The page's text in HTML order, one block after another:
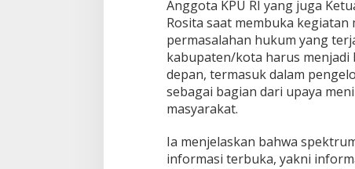
T
U
N
d
a
n
P
e
m
a
‎Anggota KPU RI yang juga
Rosita saat membuka
permasalahan hukum yang
kabupaten/kota harus menjadi
depan, termasuk dalam
sebagai bagian dari upaya
masyarakat.
‎Ia menjelaskan bahwa
informasi terbuka, yakni